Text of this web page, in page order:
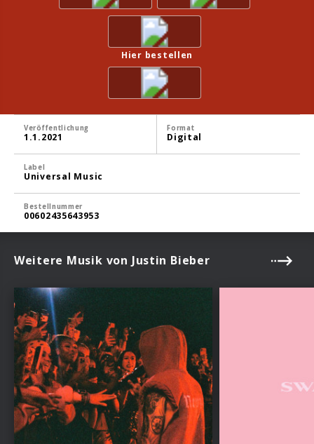
Hier bestellen
Veröffentlichung
1.1.2021
Format
Digital
Label
Universal Music
Bestellnummer
00602435643953
Weitere Musik von Justin Bieber